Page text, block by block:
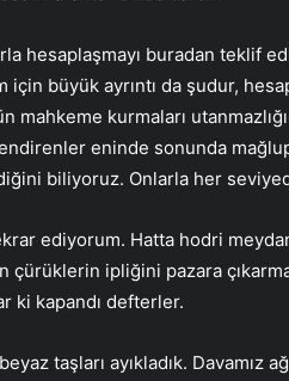
hesaplaşmayı buradan teklif
için büyük ayrıntı da şudur,
mahkeme kurmaları
eninde sonunda
biliyoruz. Onlarla her
ediyorum. Hatta hodri
çürüklerin ipliğini pazara
ki kapandı defterler.
taşları ayıkladık. Davamız